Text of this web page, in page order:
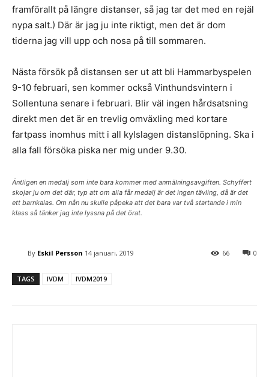
framförallt på längre distanser, så jag tar det med en rejäl
nypa salt.) Där är jag ju inte riktigt, men det är dom
tiderna jag vill upp och nosa på till sommaren.
Nästa försök på distansen ser ut att bli Hammarbyspelen
9-10 februari, sen kommer också Vinthundsvintern i
Sollentuna senare i februari. Blir väl ingen hårdsatsning
direkt men det är en trevlig omväxling med kortare
fartpass inomhus mitt i all kylslagen distanslöpning. Ska i
alla fall försöka piska ner mig under 9.30.
Äntligen en medalj som inte bara kommer med anmälningsavgiften. Schyffert
skojar ju om det där, typ att om alla får medalj är det ingen tävling, då är det
ett barnkalas. Om nån nu skulle påpeka att det bara var två startande i min
klass så tänker jag inte lyssna på det örat.
By Eskil Persson 14 januari, 2019 0
66
TAGS IVDM IVDM2019